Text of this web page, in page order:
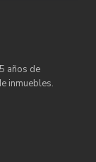
años de
inmuebles.